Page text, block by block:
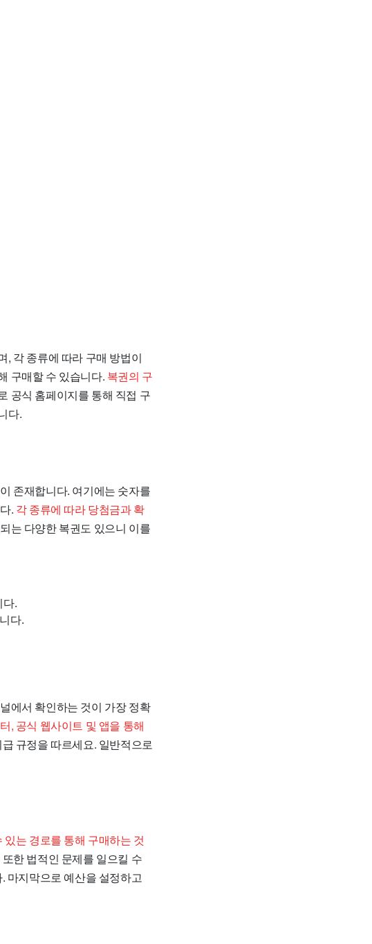
, 각 종류에 따라 구매 방법이
구매할 수 있습니다. 복권의 구
공식 홈페이지를 통해 직접 구
다.
존재합니다. 여기에는 숫자를
. 각 종류에 따라 당첨금과 확
는 다양한 복권도 있으니 이를
.
다.
에서 확인하는 것이 가장 정확
, 공식 웹사이트 및 앱을 통해
규정을 따르세요. 일반적으로
있는 경로를 통해 구매하는 것
한 법적인 문제를 일으킬 수
마지막으로 예산을 설정하고